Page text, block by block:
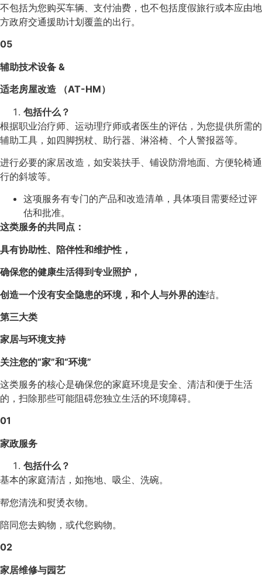
不包括为您购买车辆、支付油费，也不包括度假旅行或本应由地
方政府交通援助计划覆盖的出行。
05
辅助技术设备 &
适老房屋改造 （AT-HM）
包括什么？
根据职业治疗师、运动理疗师或者医生的评估，为您提供所需的
辅助工具，如四脚拐杖、助行器、淋浴椅、个人警报器等。
进行必要的家居改造，如安装扶手、铺设防滑地面、方便轮椅通
行的斜坡等。
这项服务有专门的产品和改造清单，具体项目需要经过评
估和批准。
这类服务的共同点：
具有协助性、陪伴性和维护性，
确保您的健康生活得到专业照护，
创造一个没有安全隐患的环境，和个人与外界的连结。
第三大类
家居与环境支持
关注您的“家”和“环境”
这类服务的核心是确保您的家庭环境是安全、清洁和便于生活
的，扫除那些可能阻碍您独立生活的环境障碍。
01
家政服务
包括什么？
基本的家庭清洁，如拖地、吸尘、洗碗。
帮您清洗和熨烫衣物。
陪同您去购物，或代您购物。
02
家居维修与园艺